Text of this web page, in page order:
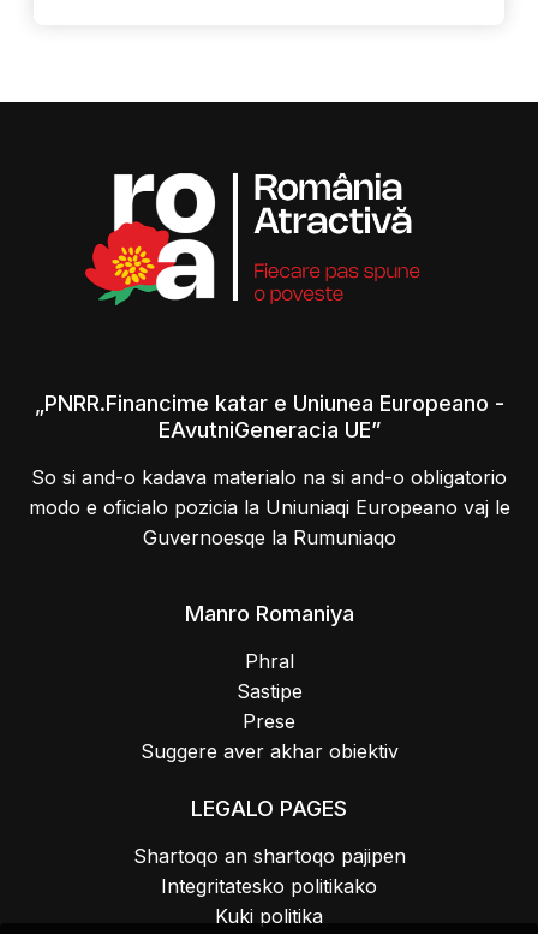
„PNRR.Financime katar e Uniunea Europeano -
EAvutniGeneracia UE”
So si and-o kadava materialo na si and-o obligatorio
modo e oficialo pozicia la Uniuniaqi Europeano vaj le
Guvernoesqe la Rumuniaqo
Manro Romaniya
Phral
Sastipe
Prese
Suggere aver akhar obiektiv
LEGALO PAGES
Shartoqo an shartoqo pajipen
Integritatesko politikako
Kuki politika